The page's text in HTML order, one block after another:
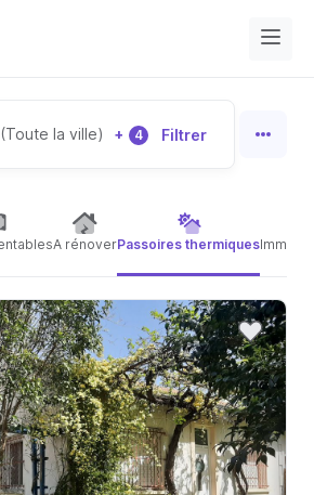
la ville) + 4 Filtrer
A rénoverPassoires thermiques